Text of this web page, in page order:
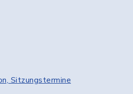
Sitzungstermine